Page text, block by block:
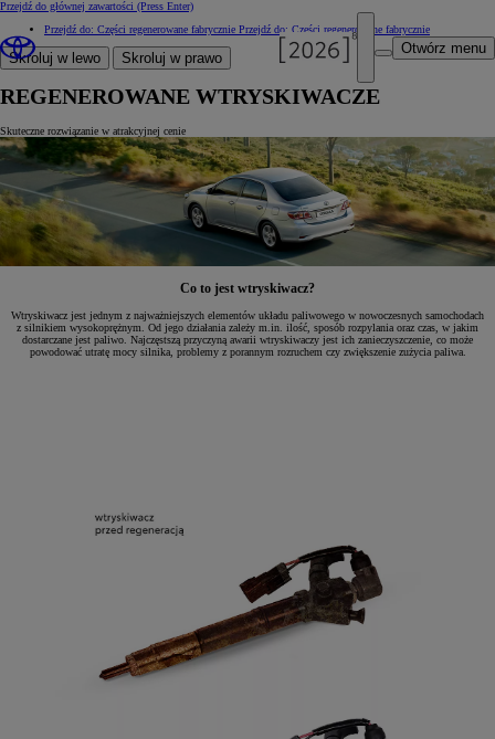
Przejdź do głównej zawartości (Press Enter)
Otwórz menu
Przejdź do: Części regenerowane fabrycznie Przejdź do: Części regenerowane fabrycznie
Skroluj w lewo Skroluj w prawo
REGENEROWANE WTRYSKIWACZE
Skuteczne rozwiązanie w atrakcyjnej cenie
Co to jest wtryskiwacz?
Wtryskiwacz jest jednym z najważniejszych elementów układu paliwowego w nowoczesnych samochodach
z silnikiem wysokoprężnym. Od jego działania zależy m.in. ilość, sposób rozpylania oraz czas, w jakim
dostarczane jest paliwo. Najczęstszą przyczyną awarii wtryskiwaczy jest ich zanieczyszczenie, co może
powodować utratę mocy silnika, problemy z porannym rozruchem czy zwiększenie zużycia paliwa.